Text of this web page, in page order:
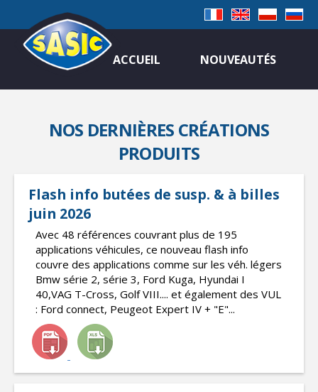
ACCUEIL NOUVEAUTÉS
NOS DERNIÈRES CRÉATIONS
PRODUITS
Flash info butées de susp. & à billes
juin 2026
Avec 48 références couvrant plus de 195
applications véhicules, ce nouveau flash info
couvre des applications comme sur les véh. légers
Bmw série 2, série 3, Ford Kuga, Hyundai I
40,VAG T-Cross, Golf VIII.... et également des VUL
: Ford connect, Peugeot Expert IV + "E"...